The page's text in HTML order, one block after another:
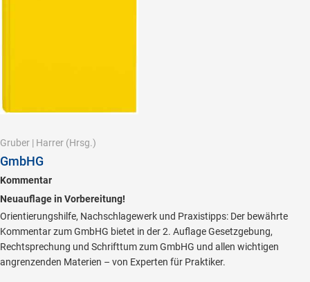
Gruber | Harrer (Hrsg.)
GmbHG
Kommentar
Neuauflage in Vorbereitung!
Orientierungshilfe, Nachschlagewerk und Praxistipps: Der bewährte
Kommentar zum GmbHG bietet in der 2. Auflage Gesetzgebung,
Rechtsprechung und Schrifttum zum GmbHG und allen wichtigen
angrenzenden Materien – von Experten für Praktiker.